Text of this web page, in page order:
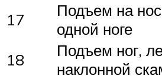
17
Подъем на
одной ноге
18
Подъем ног,
наклонной